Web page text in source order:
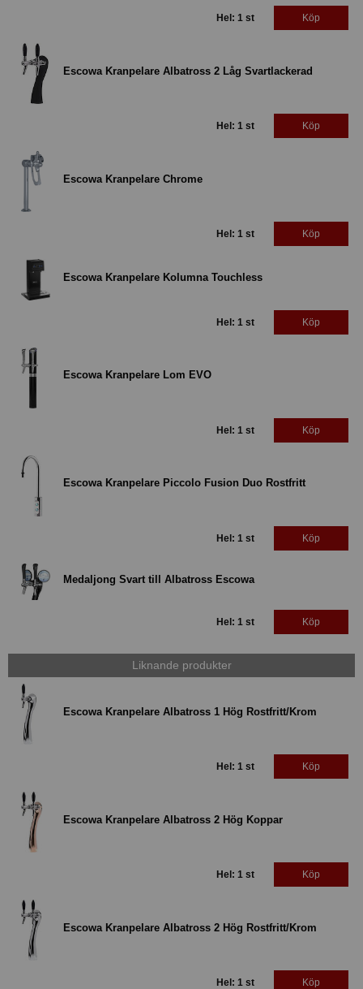
Hel: 1 st Köp
Escowa Kranpelare Albatross 2 Låg Svartlackerad
Hel: 1 st Köp
Escowa Kranpelare Chrome
Hel: 1 st Köp
Escowa Kranpelare Kolumna Touchless
Hel: 1 st Köp
Escowa Kranpelare Lom EVO
Hel: 1 st Köp
Escowa Kranpelare Piccolo Fusion Duo Rostfritt
Hel: 1 st Köp
Medaljong Svart till Albatross Escowa
Hel: 1 st Köp
Liknande produkter
Escowa Kranpelare Albatross 1 Hög Rostfritt/Krom
Hel: 1 st Köp
Escowa Kranpelare Albatross 2 Hög Koppar
Hel: 1 st Köp
Escowa Kranpelare Albatross 2 Hög Rostfritt/Krom
Hel: 1 st Köp